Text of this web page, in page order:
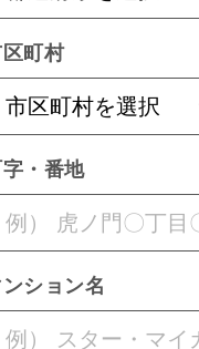
町村
・番地
ション名